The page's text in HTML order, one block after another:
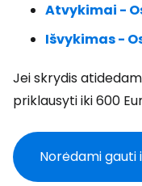
Atvykimai -
Išvykimas -
Jei skrydis
priklausyti iki 600
Norėdami gauti